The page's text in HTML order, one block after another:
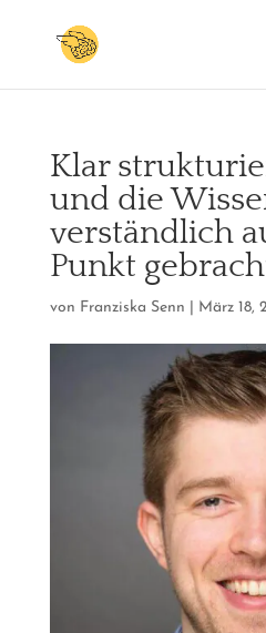
Klar
und die
verständlich
Punkt
von Franziska Senn März 18,